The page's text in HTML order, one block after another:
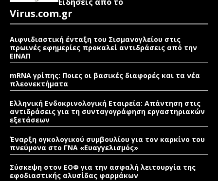
Virus.com.gr
Αιφνιδιαστική ένταξη του Σισμανογλείου στις
πρωινές εφημερίες προκαλεί αντιδράσεις από την
ΕΙΝΑΠ
mRNA γρίπης: Ποιες οι βασικές διαφορές και τα νέα
πλεονεκτήματα
Ελληνική Ενδοκρινολογική Εταιρεία: Απάντηση στις
αντιδράσεις για τη συνταγογράφηση εργαστηριακών
εξετάσεων
Έναρξη ογκολογικού συμβουλίου για τον καρκίνο του
πνεύμονα στο ΓΝΑ «Ευαγγελισμός»
Σύσκεψη στον ΕΟΦ για την ασφαλή λειτουργία της
εφοδιαστικής αλυσίδας φαρμάκων